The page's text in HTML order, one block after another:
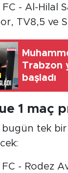
- Al-Hilal
TV8,5 ve
Trabzon
başladı
1 maç
tek bir
FC - Rodez